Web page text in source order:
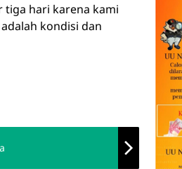
hari karena kami
kondisi dan